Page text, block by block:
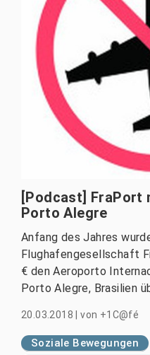
[Podcast] FraPort
Porto Alegre
Anfang des Jahres
Flughafengesellschaft
€ den Aeroporto
Porto Alegre, Brasilien
20.03.2018 |von +1C@fé
Soziale Bewegungen